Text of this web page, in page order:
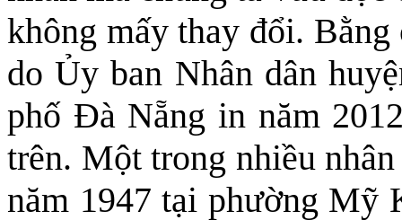
không mấy thay đổi.
do Ủy ban Nhân dân
phố Đà Nẵng in năm
trên. Một trong nhiều
năm 1947 tại phường Mỹ